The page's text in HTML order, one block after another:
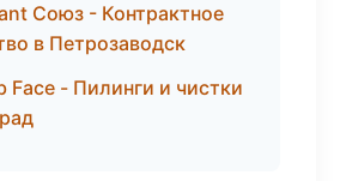
Союз - Контрактное
в Петрозаводск
Face - Пилинги и чистки